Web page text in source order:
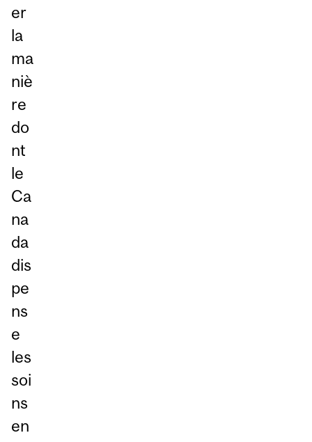
er
la
ma
niè
re
do
nt
le
Ca
na
da
dis
pe
ns
e
les
soi
ns
en